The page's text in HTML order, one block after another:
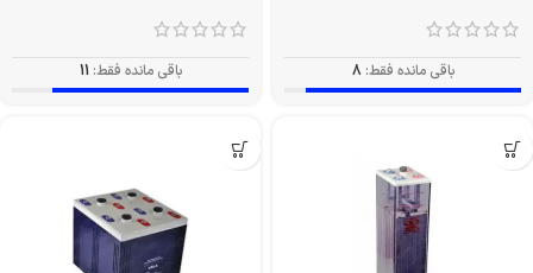
باقی مانده فقط: 8 باقی مانده فقط: 11